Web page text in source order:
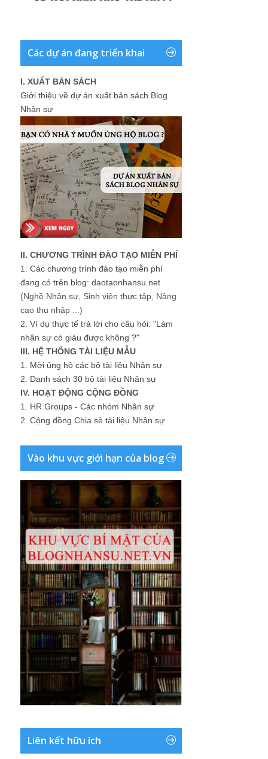
Các dự án đang triển khai
I. XUẤT BẢN SÁCH
Giới thiệu về dự án xuất bản sách Blog
Nhân sự
II. CHƯƠNG TRÌNH ĐÀO TẠO MIỄN PHÍ
1. Các chương trình đào tạo miễn phí
đang có trên blog: daotaonhansu.net
(Nghề Nhân sự, Sinh viên thực tập, Nâng
cao thu nhập ...)
2. Ví dụ thực tế trả lời cho câu hỏi: "Làm
nhân sự có giàu được không ?"
III. HỆ THỐNG TÀI LIỆU MẪU
1. Mời ủng hộ các bộ tài liệu Nhân sự
2. Danh sách 30 bộ tài liệu Nhân sự
IV. HOẠT ĐỘNG CỘNG ĐỒNG
1. HR Groups - Các nhóm Nhân sự
2. Cộng đồng Chia sẻ tài liệu Nhân sự
Vào khu vực giới hạn của blog
Liên kết hữu ích